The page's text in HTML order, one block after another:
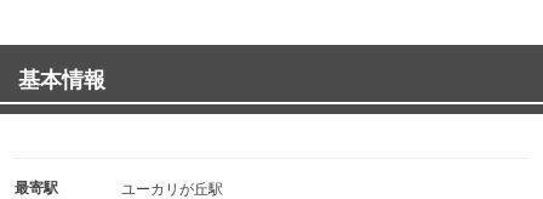
基本情報
最寄駅 ユーカリが丘駅